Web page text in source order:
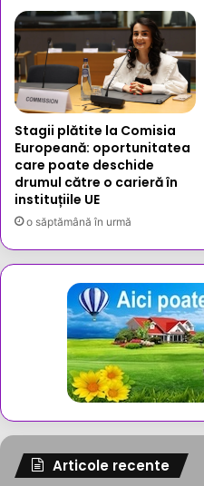
Stagii plătite la Comisia
Europeană: oportunitatea
care poate deschide
drumul către o carieră în
instituțiile UE
o săptămână în urmă
Articole recente